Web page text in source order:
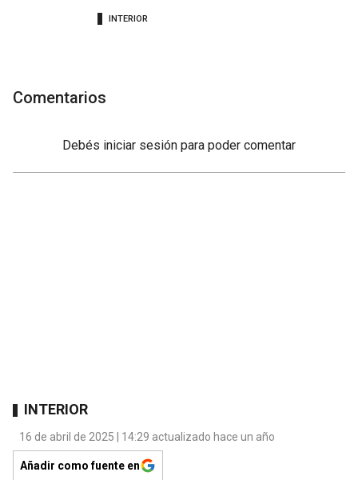
INTERIOR
Comentarios
Debés iniciar sesión para poder comentar
INTERIOR
16 de abril de 2025 | 14:29 actualizado hace un año
Añadir como fuente en